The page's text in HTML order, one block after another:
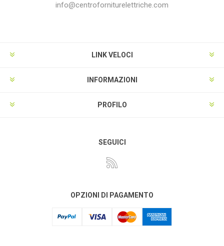
info@centroforniturelettriche.com
LINK VELOCI
INFORMAZIONI
PROFILO
SEGUICI
OPZIONI DI PAGAMENTO